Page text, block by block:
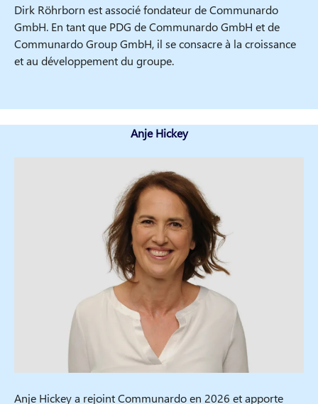
Dirk Röhrborn est associé fondateur de Communardo
GmbH. En tant que PDG de Communardo GmbH et de
Communardo Group GmbH, il se consacre à la croissance
et au développement du groupe.
Anje Hickey
Anje Hickey a rejoint Communardo en 2026 et apporte